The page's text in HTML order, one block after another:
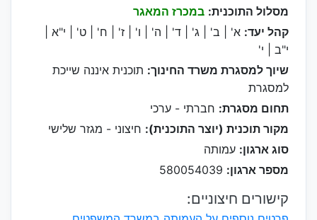
מסלול התוכנית: במכרז המאגר
קהל יעד: א' | ב' | ג' | ד' | ה' | ו' | ז' | ח' | ט' | י"א |
י"ב | י'
שיוך למסגרת משרד החינוך: תוכנית איננה שייכת
למסגרת
תחום מסגרת: חברתי - ערכי
מקור תוכנית (יוצר התוכנית): חיצוני - מגזר שלישי
סוג ארגון: עמותה
מספר ארגון:
קישורים חיצוניים: